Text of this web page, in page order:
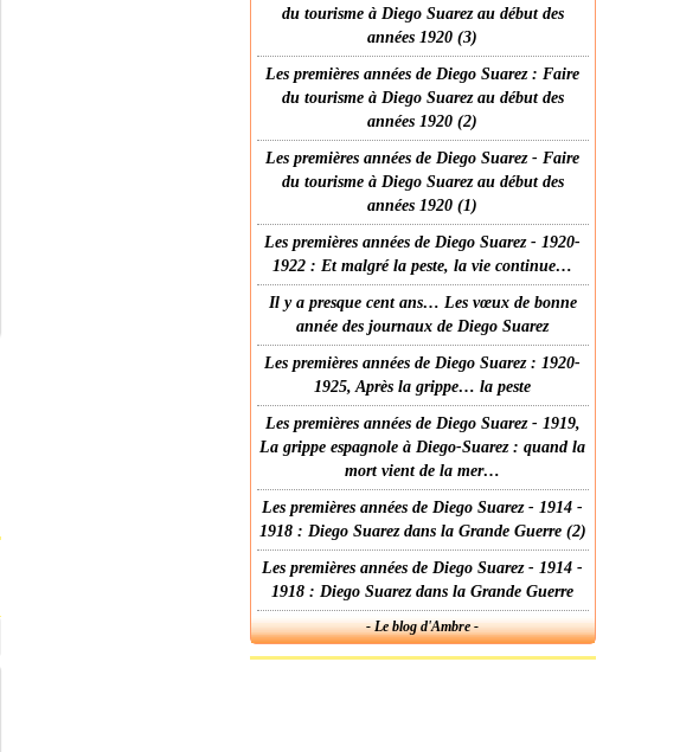
du tourisme à Diego Suarez au début des
années 1920 (3)
Les premières années de Diego Suarez : Faire
du tourisme à Diego Suarez au début des
années 1920 (2)
Les premières années de Diego Suarez - Faire
du tourisme à Diego Suarez au début des
années 1920 (1)
Les premières années de Diego Suarez - 1920-
1922 : Et malgré la peste, la vie continue…
Il y a presque cent ans… Les vœux de bonne
année des journaux de Diego Suarez
Les premières années de Diego Suarez : 1920-
1925, Après la grippe… la peste
Les premières années de Diego Suarez - 1919,
La grippe espagnole à Diego-Suarez : quand la
mort vient de la mer…
Les premières années de Diego Suarez - 1914 -
1918 : Diego Suarez dans la Grande Guerre (2)
Les premières années de Diego Suarez - 1914 -
1918 : Diego Suarez dans la Grande Guerre
- Le blog d'Ambre -